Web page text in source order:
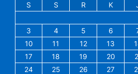
S S R K
3
4 5 6
10
11 12 13
17
18 19 20
24
25 26 27